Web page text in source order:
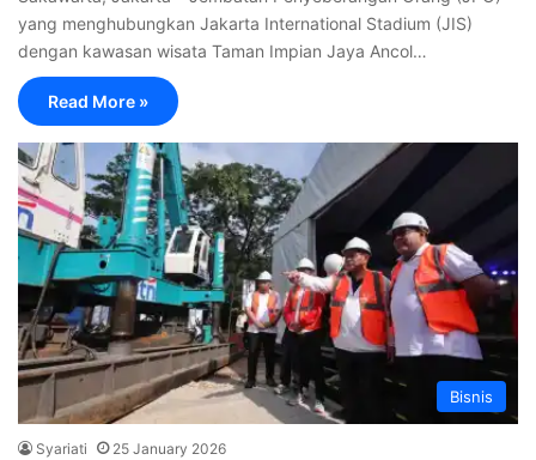
yang menghubungkan Jakarta International Stadium (JIS)
dengan kawasan wisata Taman Impian Jaya Ancol…
Read More »
Bisnis
Syariati 25 January 2026